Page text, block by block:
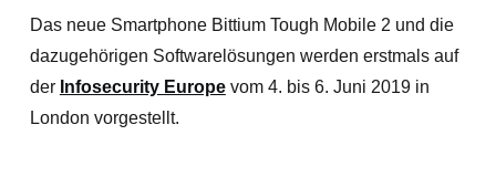
Das neue Smartphone Bittium Tough Mobile 2 und die
dazugehörigen Softwarelösungen werden erstmals auf
der Infosecurity Europevom 4. bis 6. Juni 2019 in
London vorgestellt.